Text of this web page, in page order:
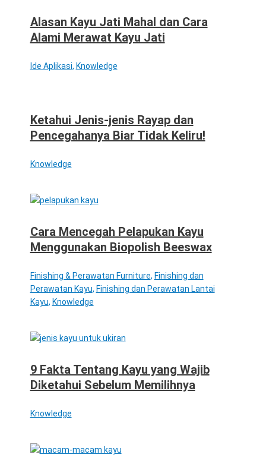
Alasan Kayu Jati Mahal dan Cara
Alami Merawat Kayu Jati
Ide Aplikasi, Knowledge
Ketahui Jenis-jenis Rayap dan
Pencegahanya Biar Tidak Keliru!
Knowledge
Cara Mencegah Pelapukan Kayu
Menggunakan Biopolish Beeswax
Finishing & Perawatan Furniture, Finishing dan
Perawatan Kayu, Finishing dan Perawatan Lantai
Kayu, Knowledge
9 Fakta Tentang Kayu yang Wajib
Diketahui Sebelum Memilihnya
Knowledge